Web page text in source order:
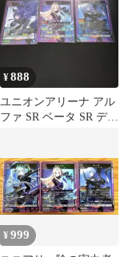
¥888
ユニオンアリーナ アル
ファ SR ベータ SR デル
¥999